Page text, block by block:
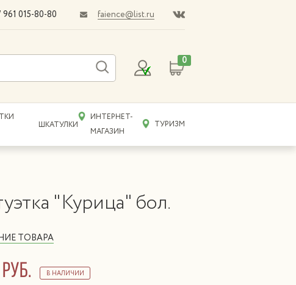
961 015-80-80 faience@list.ru
0
ШКАТУЛКИ
ИНТЕРНЕТ-
МАГАЗИН
ТУРИЗМ
"Курица" бол.
ТОВАРА
В НАЛИЧИИ